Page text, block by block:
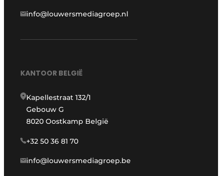
info@louwersmediagroep.nl
KANTOOR BELGIË
Kapellestraat 132/1
Gebouw G
8020 Oostkamp België
+32 50 36 81 70
info@louwersmediagroep.be